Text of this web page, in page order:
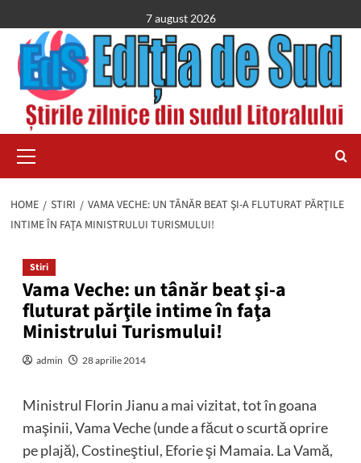
to
content
7 august 2026
Menu
HOME STIRI
VAMA VECHE: UN TÂNĂR BEAT ŞI-A FLUTURAT PĂRŢILE
INTIME ÎN FAŢA MINISTRULUI TURISMULUI!
Stiri
Vama Veche: un tânăr beat şi-a
fluturat părţile intime în faţa
Ministrului Turismului!
admin 28 aprilie 2014
Ministrul Florin Jianu a mai vizitat, tot în goana
maşinii, Vama Veche (unde a făcut o scurtă oprire
pe plajă), Costineştiul, Eforie şi Mamaia. La Vamă,